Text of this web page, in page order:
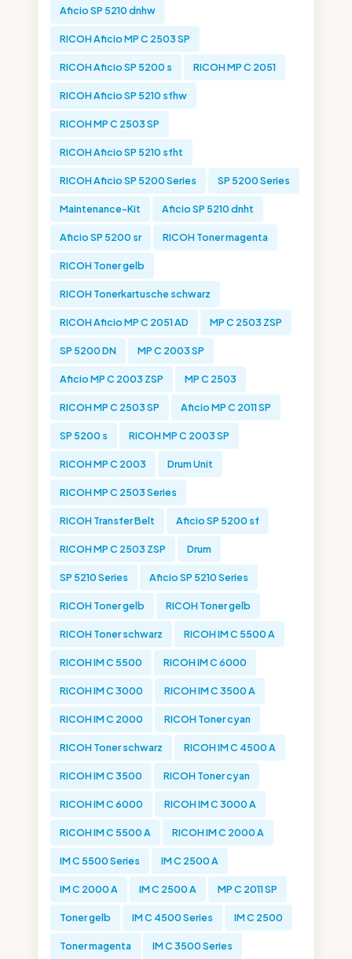
Aficio SP 5210 dnhw
RICOH Aficio MP C 2503 SP
RICOH Aficio SP 5200 s RICOH MP C 2051
RICOH Aficio SP 5210 sfhw
RICOH MP C 2503 SP
RICOH Aficio SP 5210 sfht
RICOH Aficio SP 5200 Series SP 5200 Series
Maintenance-Kit Aficio SP 5210 dnht
Aficio SP 5200 sr RICOH Toner magenta
RICOH Toner gelb
RICOH Tonerkartusche schwarz
RICOH Aficio MP C 2051 AD MP C 2503 ZSP
SP 5200 DN MP C 2003 SP
Aficio MP C 2003 ZSP MP C 2503
RICOH MP C 2503 SP Aficio MP C 2011 SP
SP 5200 s RICOH MP C 2003 SP
RICOH MP C 2003 Drum Unit
RICOH MP C 2503 Series
RICOH Transfer Belt Aficio SP 5200 sf
RICOH MP C 2503 ZSP Drum
SP 5210 Series Aficio SP 5210 Series
RICOH Toner gelb RICOH Toner gelb
RICOH Toner schwarz RICOH IM C 5500 A
RICOH IM C 5500 RICOH IM C 6000
RICOH IM C 3000 RICOH IM C 3500 A
RICOH IM C 2000 RICOH Toner cyan
RICOH Toner schwarz RICOH IM C 4500 A
RICOH IM C 3500 RICOH Toner cyan
RICOH IM C 6000 RICOH IM C 3000 A
RICOH IM C 5500 A RICOH IM C 2000 A
IM C 5500 Series IM C 2500 A
IM C 2000 A IM C 2500 A MP C 2011 SP
Toner gelb IM C 4500 Series IM C 2500
Toner magenta IM C 3500 Series